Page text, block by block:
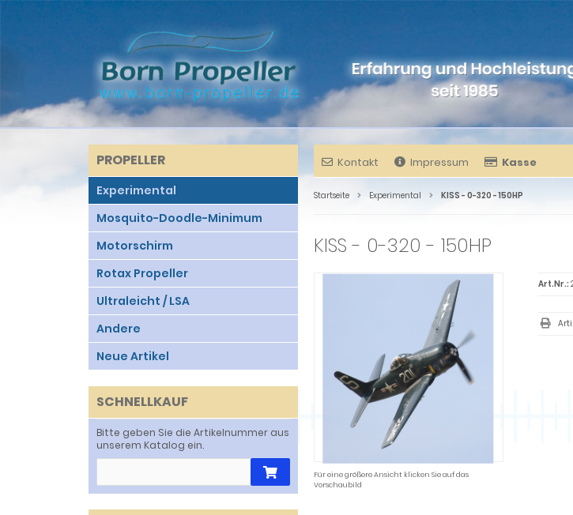
Kontakt Impressum Kasse
Startseite Experimental KISS - 0-320 - 150HP
KISS - 0-320 - 150HP
Für eine größere Ansicht klicken Sie auf das
Vorschaubild
Art.Nr.:
PROPELLER
Experimental
Mosquito-Doodle-Minimum
Motorschirm
Rotax Propeller
Ultraleicht / LSA
Andere
Neue Artikel
SCHNELLKAUF
Bitte geben Sie die Artikelnummer aus
unserem Katalog ein.